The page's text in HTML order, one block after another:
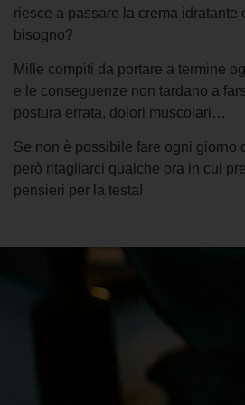
riesce a passare la crema idratante
bisogno?
Mille compiti da portare a termine
e le conseguenze non tardano a
postura errata, dolori muscolari…
Se non è possibile fare ogni giorno
però ritagliarci qualche ora in cui
pensieri per la testa!